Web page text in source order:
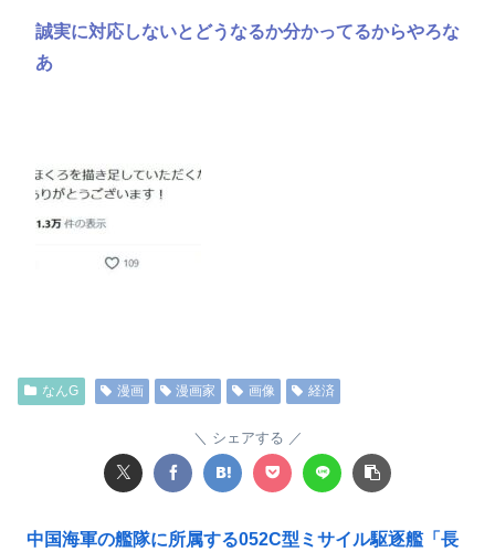
誠実に対応しないとどうなるか分かってるからやろな
あ
なんG 漫画 漫画家 画像 経済
シェアする
中国海軍の艦隊に所属する052C型ミサイル駆逐艦「長